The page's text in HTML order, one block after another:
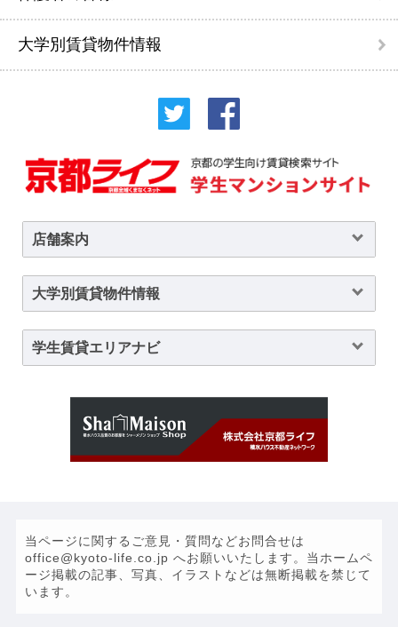
大学別賃貸物件情報
店舗案内
大学別賃貸物件情報
学生賃貸エリアナビ
当ページに関するご意見・質問などお問合せは
office@kyoto-life.co.jp へお願いいたします。当ホームペ
ージ掲載の記事、写真、イラストなどは無断掲載を禁じて
います。